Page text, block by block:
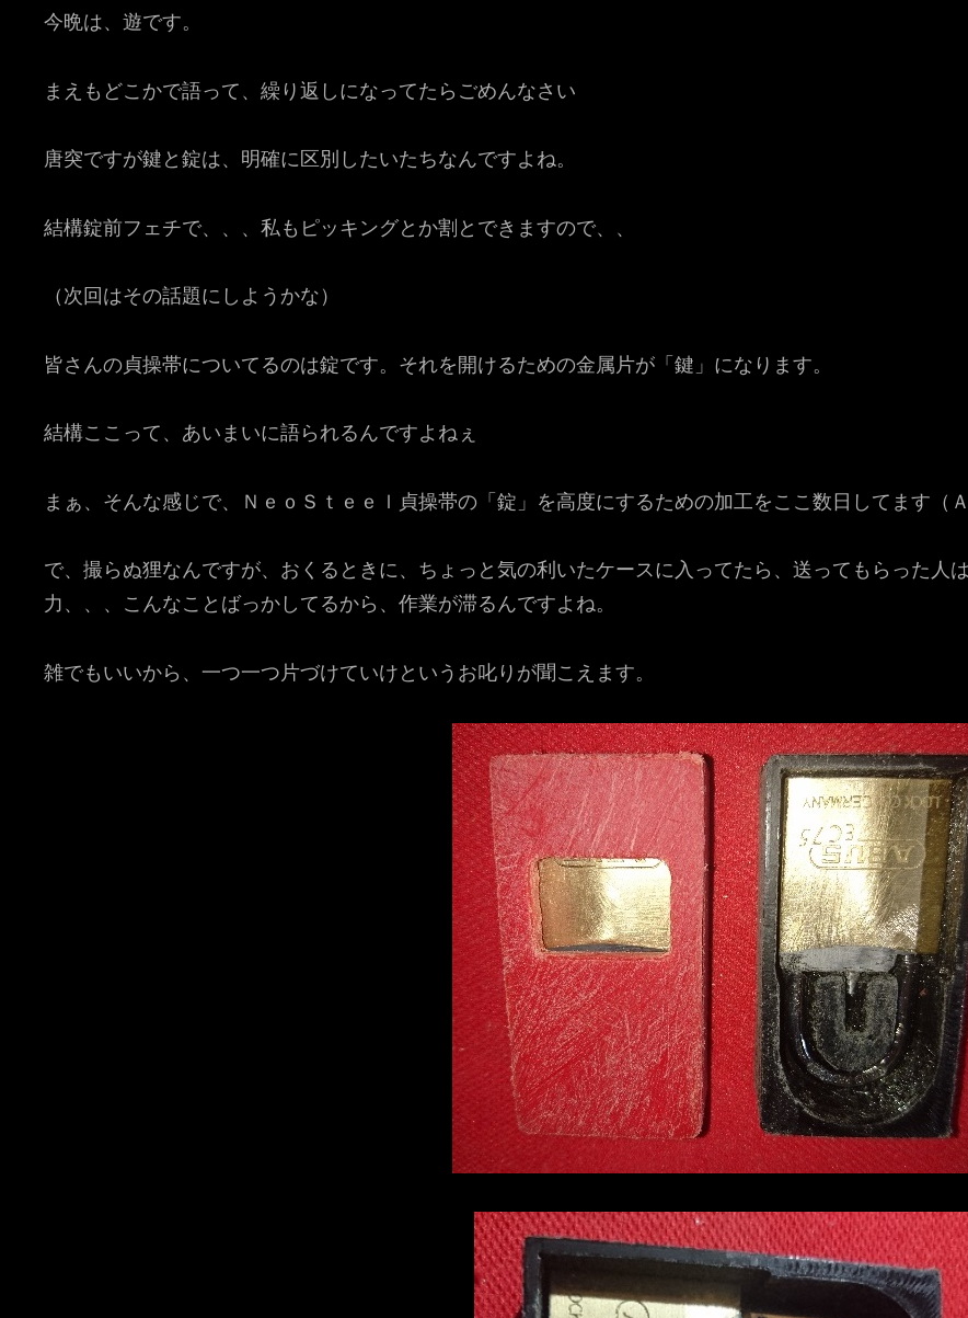
今晩は、遊です。
まえもどこかで語って、繰り返しになってたらごめんなさい
唐突ですが鍵と錠は、明確に区別したいたちなんですよね。
結構錠前フェチで、、、私もピッキングとか割とできますので、、
（次回はその話題にしようかな）
皆さんの貞操帯についてるのは錠です。それを開けるための金属片が「鍵」になります。
結構ここって、あいまいに語られるんですよねぇ
まぁ、そんな感じで、ＮｅｏＳｔｅｅｌ貞操帯の「錠」を高度にするための加工をここ数日してます（
で、撮らぬ狸なんですが、おくるときに、ちょっと気の利いたケースに入ってたら、送ってもらった人
力、、、こんなことばっかしてるから、作業が滞るんですよね。
雑でもいいから、一つ一つ片づけていけというお叱りが聞こえます。